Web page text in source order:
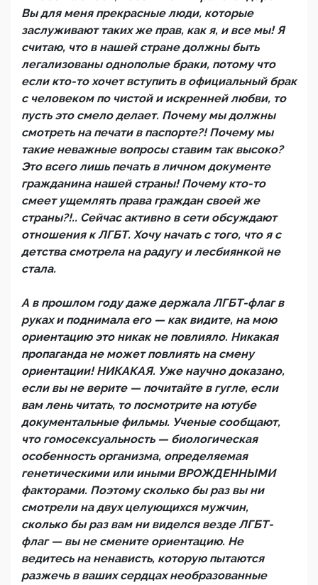
Вы для меня прекрасные люди, которые
заслуживают таких же прав, как я, и все мы! Я
считаю, что в нашей стране должны быть
легализованы однополые браки, потому что
если кто-то хочет вступить в официальный брак
с человеком по чистой и искренней любви, то
пусть это смело делает. Почему мы должны
смотреть на печати в паспорте?! Почему мы
такие неважные вопросы ставим так высоко?
Это всего лишь печать в личном документе
гражданина нашей страны! Почему кто-то
смеет ущемлять права граждан своей же
страны?!.. Сейчас активно в сети обсуждают
отношения к ЛГБТ. Хочу начать с того, что я с
детства смотрела на радугу и лесбиянкой не
стала.
А в прошлом году даже держала ЛГБТ-флаг в
руках и поднимала его — как видите, на мою
ориентацию это никак не повлияло. Никакая
пропаганда не может повлиять на смену
ориентации! НИКАКАЯ. Уже научно доказано,
если вы не верите — почитайте в гугле, если
вам лень читать, то посмотрите на ютубе
документальные фильмы. Ученые сообщают,
что гомосексуальность — биологическая
особенность организма, определяемая
генетическими или иными ВРОЖДЕННЫМИ
факторами. Поэтому сколько бы раз вы ни
смотрели на двух целующихся мужчин,
сколько бы раз вам ни виделся везде ЛГБТ-
флаг — вы не смените ориентацию. Не
ведитесь на ненависть, которую пытаются
разжечь в ваших сердцах необразованные